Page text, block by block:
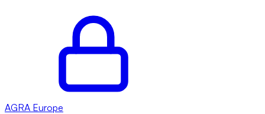
AGRA Europe